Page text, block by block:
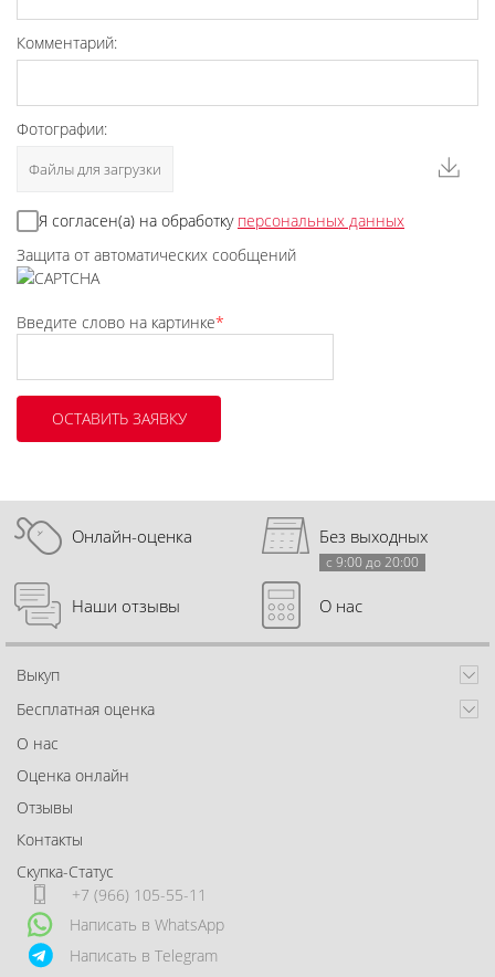
Комментарий:
Фотографии:
Файлы для загрузки
Я согласен(а) на обработку персональных данных
Защита от автоматических сообщений
Введите слово на картинке*
Онлайн-оценка Без выходных
с 9:00 до 20:00
Наши отзывы О нас
Выкуп
Бесплатная оценка
О нас
Оценка онлайн
Отзывы
Контакты
Скупка-Статус
+7 (966) 105-55-11
Написать в WhatsApp
Написать в Telegram